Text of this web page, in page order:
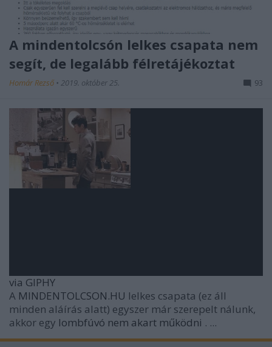
A mindentolcsón lelkes csapata nem
segít, de legalább félretájékoztat
Homár Rezső • 2019. október 25. 93
via GIPHY
A MINDENTOLCSON.HU lelkes csapata (ez áll
minden aláírás alatt) egyszer már szerepelt nálunk,
akkor egy lombfúvó nem akart működni . ...